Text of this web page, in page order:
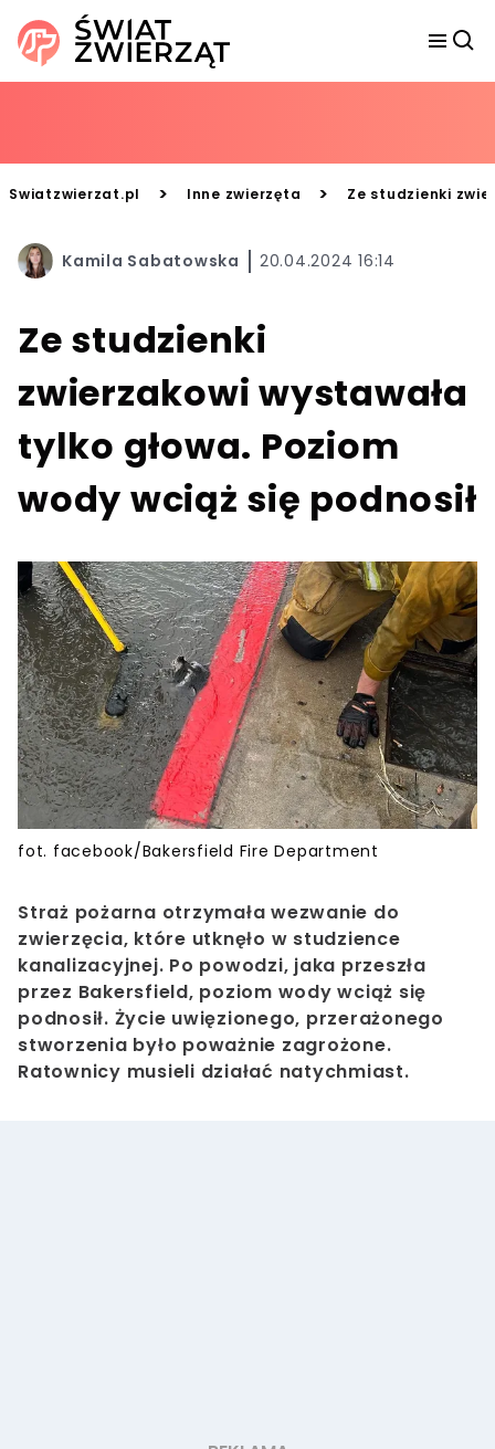
Swiatzwierzat.pl > Inne zwierzęta > Ze studzienki
Kamila Sabatowska 20.04.2024 16:14
Ze studzienki
zwierzakowi wystawała
tylko głowa. Poziom
wody wciąż się podnosił
fot. facebook/Bakersfield Fire Department
Straż pożarna otrzymała wezwanie do
zwierzęcia, które utknęło w studzience
kanalizacyjnej. Po powodzi, jaka przeszła
przez Bakersfield, poziom wody wciąż się
podnosił. Życie uwięzionego, przerażonego
stworzenia było poważnie zagrożone.
Ratownicy musieli działać natychmiast.